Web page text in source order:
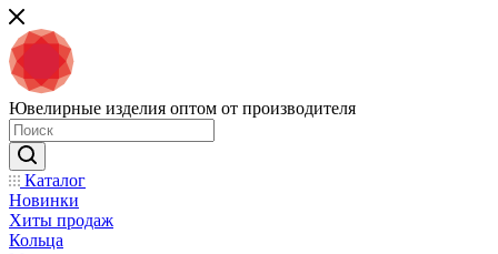
Ювелирные изделия оптом от производителя
Каталог
Новинки
Хиты продаж
Кольца